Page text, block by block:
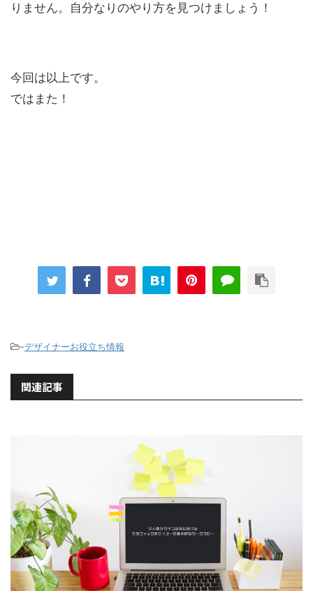
りません。自分なりのやり方を見つけましょう！
今回は以上です。
ではまた！
-デザイナーお役立ち情報
関連記事